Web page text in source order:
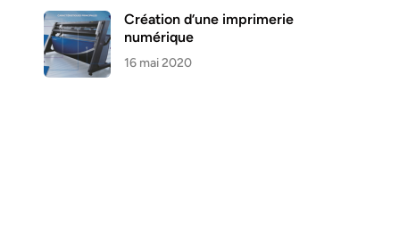
Création d’une imprimerie
numérique
16 mai 2020